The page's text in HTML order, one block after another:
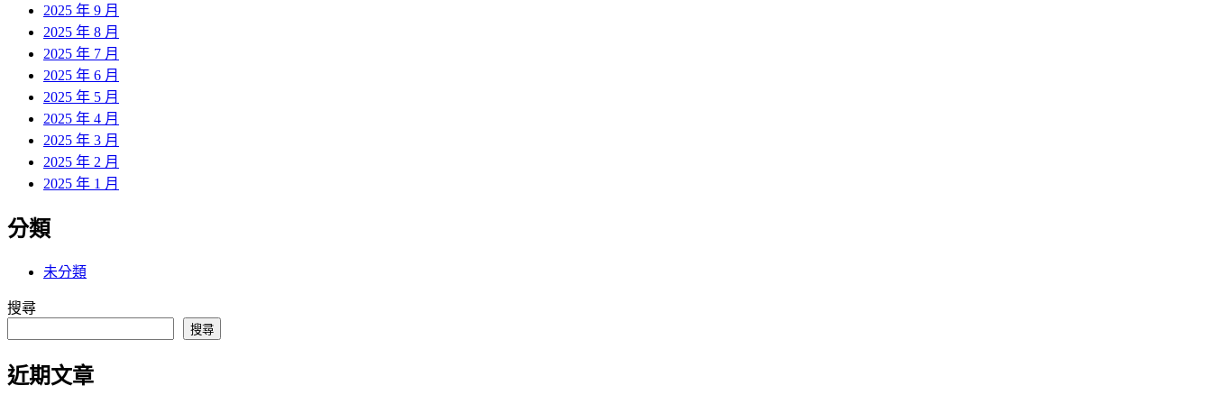
2025 年 9 月
2025 年 8 月
2025 年 7 月
2025 年 6 月
2025 年 5 月
2025 年 4 月
2025 年 3 月
2025 年 2 月
2025 年 1 月
分類
未分類
搜尋
搜尋
近期文章